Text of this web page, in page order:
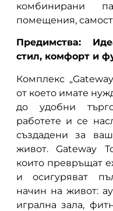
комбинирани
помещения,
Предимства:
стил, комфорт и
Комплекс
от което имате
до удобни
работете и се
създадени за
живот. Gateway
които превръщат
и осигуряват
начин на живот:
игрална зала,